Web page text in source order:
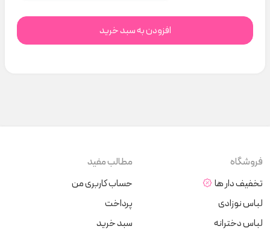
افزودن به سبد خرید
فروشگاه
تخفیف دار ها
لباس نوزادی
لباس دخترانه
مطالب مفید
حساب کاربری من
پرداخت
سبد خرید